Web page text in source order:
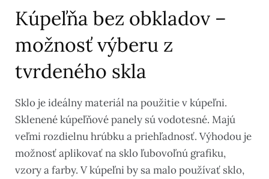
Kúpeľňa bez obkladov –
možnosť výberu z
tvrdeného skla
Sklo je ideálny materiál na použitie v kúpeľni.
Sklenené kúpeľňové panely sú vodotesné. Majú
veľmi rozdielnu hrúbku a priehľadnosť. Výhodou je
možnosť aplikovať na sklo ľubovoľnú grafiku,
vzory a farby. V kúpeľni by sa malo používať sklo,